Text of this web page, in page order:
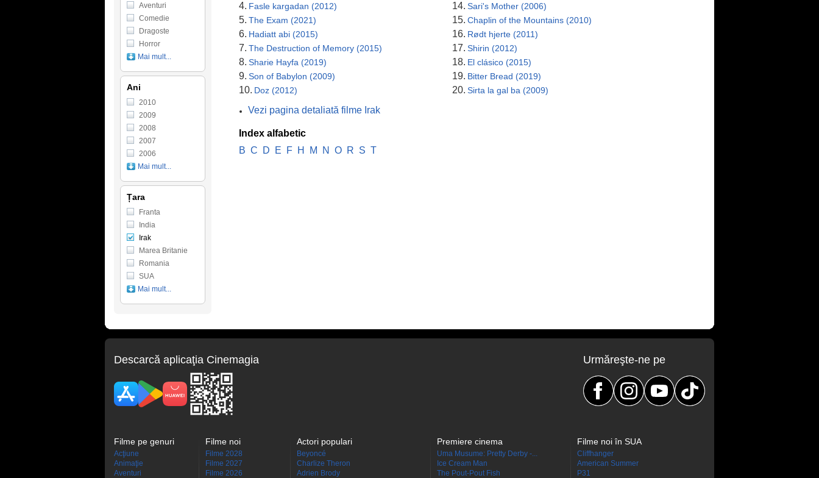
4. Fasle kargadan (2012)
5. The Exam (2021)
6. Hadiatt abi (2015)
7. The Destruction of Memory (2015)
8. Sharie Hayfa (2019)
9. Son of Babylon (2009)
10. Doz (2012)
14. Sari's Mother (2006)
15. Chaplin of the Mountains (2010)
16. Rødt hjerte (2011)
17. Shirin (2012)
18. El clásico (2015)
19. Bitter Bread (2019)
20. Sirta la gal ba (2009)
Vezi pagina detaliată filme Irak
Index alfabetic
B C D E F H M N O R S T
Aventuri
Comedie
Dragoste
Horror
Mai mult...
Ani
2010
2009
2008
2007
2006
Mai mult...
Țara
Franta
India
Irak
Marea Britanie
Romania
SUA
Mai mult...
Descarcă aplicaţia Cinemagia Urmăreşte-ne pe
Filme pe genuri
Acţiune
Animaţie
Aventuri
Filme noi
Filme 2028
Filme 2027
Filme 2026
Actori populari
Beyoncé
Charlize Theron
Adrien Brody
Premiere cinema
Uma Musume: Pretty Derby -...
Ice Cream Man
The Pout-Pout Fish
Filme noi în SUA
Cliffhanger
American Summer
P31